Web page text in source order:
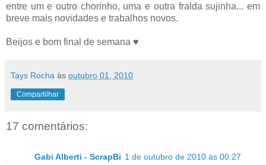
entre um e outro chorinho, uma e outra fralda sujinha... em
breve mais novidades e trabalhos novos.
Beijos e bom final de semana ♥
Tays Rocha às outubro 01, 2010
Compartilhar
17 comentários:
Gabi Alberti - ScrapBi 1 de outubro de 2010 às 00:27